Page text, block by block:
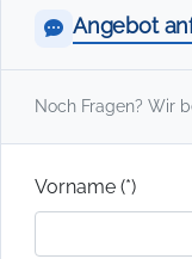
Angebot
Noch Fragen? Wir
Vorname (*)